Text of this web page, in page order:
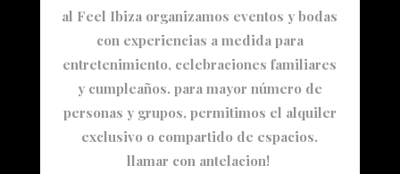
al Feel Ibiza organizamos eventos y bodas
con experiencias a medida para
entretenimiento, celebraciones familiares
y cumpleaños. para mayor número de
personas y grupos, permitimos el alquiler
exclusivo o compartido de espacios.
llamar con antelacion!